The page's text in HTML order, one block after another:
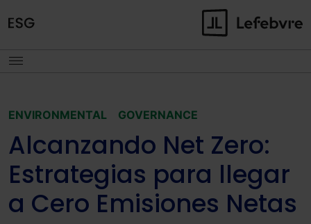
ENVIRONMENTAL GOVERNANCE
Alcanzando Net Zero:
Estrategias para llegar
a Cero Emisiones Netas